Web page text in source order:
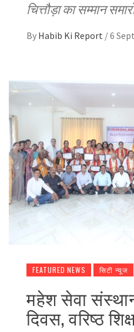
चित्तौड़ा का सम्मान
By Habib Ki Report /6
FEATURED NEWS सिटी न्यूज
महेश सेवा
दिवस, वरिष्ठ